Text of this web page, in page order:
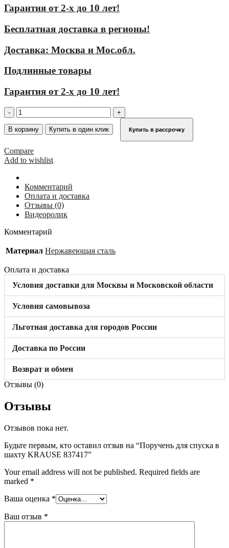
Гарантия от 2-х до 10 лет!
Бесплатная доставка в регионы!
Доставка: Москва и Мос.обл.
Подлинные товары
Гарантия от 2-х до 10 лет!
Количество
товара
Поручень
спуска
в
шахту
KRAUSE
837417
В корзину Купить в один клик Купить в рассрочку
Compare
Add to wishlist
Комментарий
Оплата и доставка
Отзывы (0)
Видеоролик
Комментарий
Материал Нержавеющая сталь
Оплата и доставка
Условия доставки для Москвы и Московской области
Условия самовывоза
Льготная доставка для городов России
Доставка по России
Возврат и обмен
Отзывы (0)
Отзывы
Отзывов пока нет.
Будьте первым, кто оставил отзыв на “Поручень для спуска в
шахту KRAUSE 837417”
Your email address will not be published. Required fields are
marked *
Ваша оценка *
Ваш отзыв *